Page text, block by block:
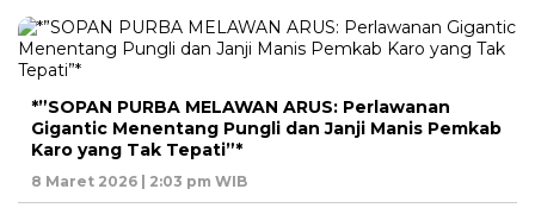
*”SOPAN PURBA MELAWAN ARUS: Perlawanan
Gigantic Menentang Pungli dan Janji Manis Pemkab
Karo yang Tak Tepati”*
8 Maret 2026 | 2:03 pm WIB